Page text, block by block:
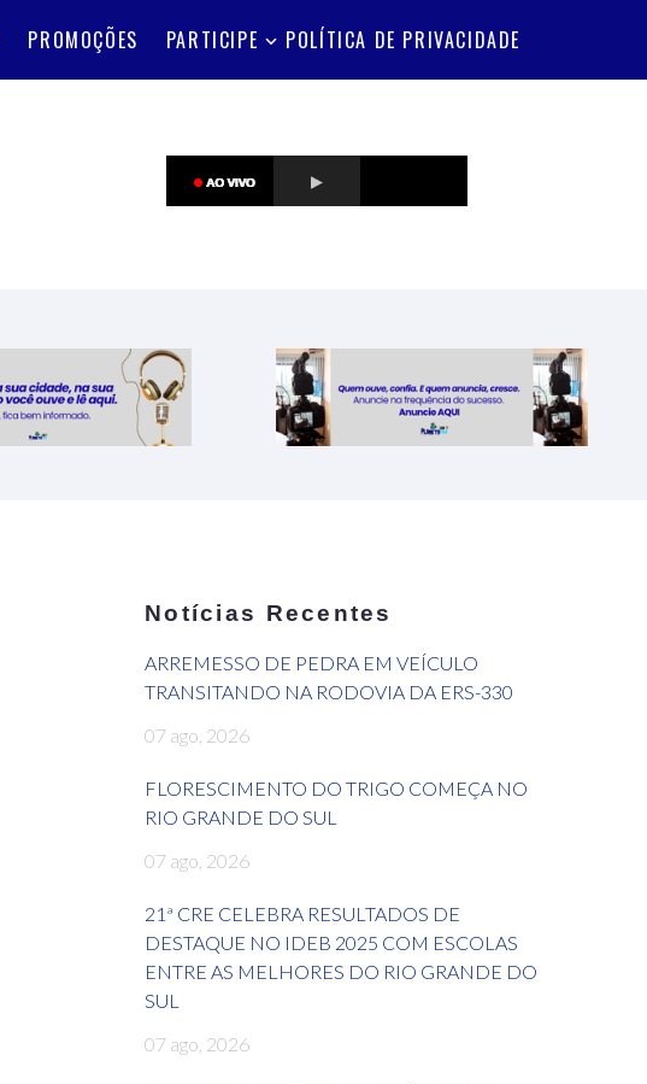
PROMOÇÕES PARTICIPE POLÍTICA DE PRIVACIDADE
Notícias Recentes
ARREMESSO DE PEDRA EM VEÍCULO
TRANSITANDO NA RODOVIA DA ERS-330
07 ago, 2026
FLORESCIMENTO DO TRIGO COMEÇA NO
RIO GRANDE DO SUL
07 ago, 2026
21ª CRE CELEBRA RESULTADOS DE
DESTAQUE NO IDEB 2025 COM ESCOLAS
ENTRE AS MELHORES DO RIO GRANDE DO
SUL
07 ago, 2026